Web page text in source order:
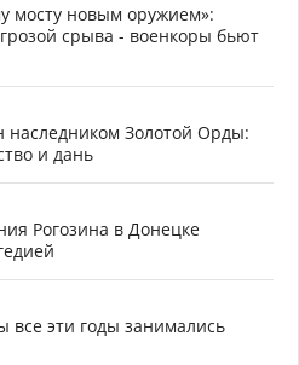
мосту новым оружием»:
срыва - военкоры бьют
наследником Золотой Орды:
и дань
Рогозина в Донецке
эти годы занимались